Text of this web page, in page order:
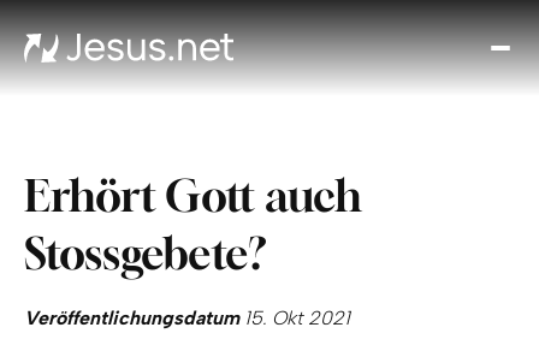
Erhört Gott auch
Stossgebete?
Veröffentlichungsdatum15. Okt 2021